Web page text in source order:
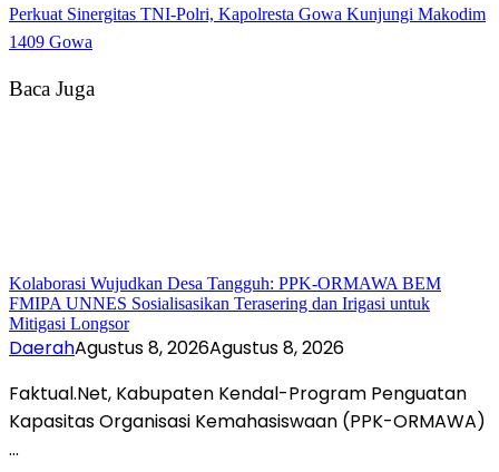
Perkuat Sinergitas TNI-Polri, Kapolresta Gowa Kunjungi Makodim
1409 Gowa
Baca Juga
Kolaborasi Wujudkan Desa Tangguh: PPK-ORMAWA BEM
FMIPA UNNES Sosialisasikan Terasering dan Irigasi untuk
Mitigasi Longsor
DaerahAgustus 8, 2026Agustus 8, 2026
Faktual.Net, Kabupaten Kendal-Program Penguatan
Kapasitas Organisasi Kemahasiswaan (PPK-ORMAWA)
…